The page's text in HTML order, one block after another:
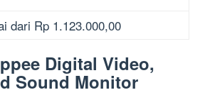
dari Rp 1.123.000,00
Digital Video,
Sound Monitor